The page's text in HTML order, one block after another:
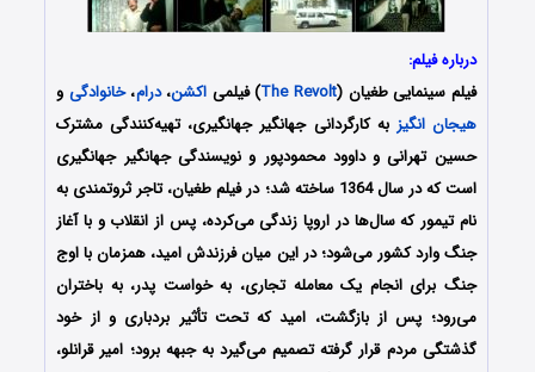
درباره فیلم:
فیلم سینمایی طغیان (The Revolt) فیلمی اکشن،درام،خانوادگی و
هیجان انگیز به کارگردانی جهانگیر جهانگیری، تهیه‌کنندگی مشترک
حسین تهرانی و داوود محمودپور و نویسندگی جهانگیر جهانگیری
است که در سال 1364 ساخته شد؛ در فیلم طغیان، تاجر ثروتمندی به
نام تیمور که سال‌ها در اروپا زندگی می‌کرده، پس از انقلاب و با آغاز
جنگ وارد کشور می‌شود؛ در این میان فرزندش امید، همزمان با اوج
جنگ برای انجام یک معامله تجاری، به خواست پدر، به باختران
می‌رود؛ پس از بازگشت، امید که تحت تأثیر بردباری و از خود
گذشتگی مردم قرار گرفته تصمیم می‌گیرد به جبهه برود؛ امیر قرانلو،